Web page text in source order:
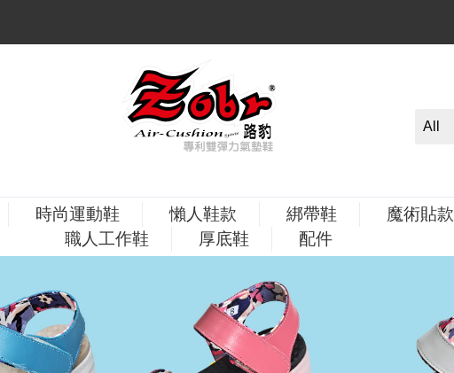
時尚運動鞋 懶人鞋款 綁帶鞋 魔術貼款
職人工作鞋
厚底鞋 配件